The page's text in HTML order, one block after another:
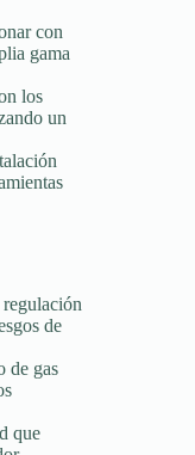
con
gama
los
un
de
de gas
que